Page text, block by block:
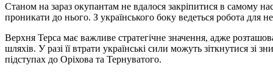
Станом на зараз окупантам не вдалося закріпитися в самому
проникати до нього. З українського боку ведеться робота для
Верхня Терса має важливе стратегічне значення, адже
шляхів. У разі її втрати українські сили можуть зіткнутися зі
підступах до Оріхова та Тернуватого.